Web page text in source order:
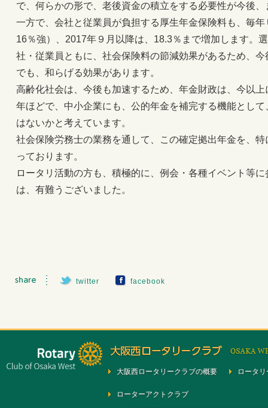
で、何らかの形で、老後資金の積立をする必要性が今後
一方で、会社と従業員が負担する厚生年金保険料も、毎
16％強）、2017年９月以降は、18.3％まで増加します。
社・従業員ともに、社会保険料の節減効果があるため、
でも、和らげる効果があります。
高齢化社会は、今後も加速するため、年金財政は、今以
年ほどで、中小企業にも、公的年金を補完する機能とし
はないかと考えています。
社会保険労務士の業務を通して、この確定拠出年金を、
っております。
ロータリ活動の方も、積極的に、例会・各種イベント等
は、有難うございました。
twitter facebook
大阪西ロータリークラブの概要 ロータ
ローターアクトクラブ